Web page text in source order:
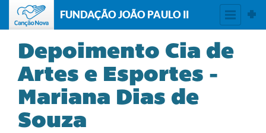
FUNDAÇÃO JOÃO PAULO II
Depoimento Cia de
Artes e Esportes -
Mariana Dias de
Souza